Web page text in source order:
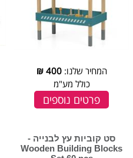
המחיר שלנו:400
₪
כולל מע"מ
פרטים נוספים
סט קוביות עץ לבנייה -
‏‏‏‏Wooden Building Blocks